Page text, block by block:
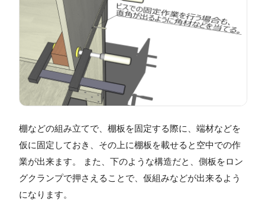
棚などの組み立てで、棚板を固定する際に、端材などを
仮に固定しておき、その上に棚板を載せると空中での作
業が出来ます。 また、下のような構造だと、側板をロン
グクランプで押さえることで、仮組みなどが出来るよう
になります。